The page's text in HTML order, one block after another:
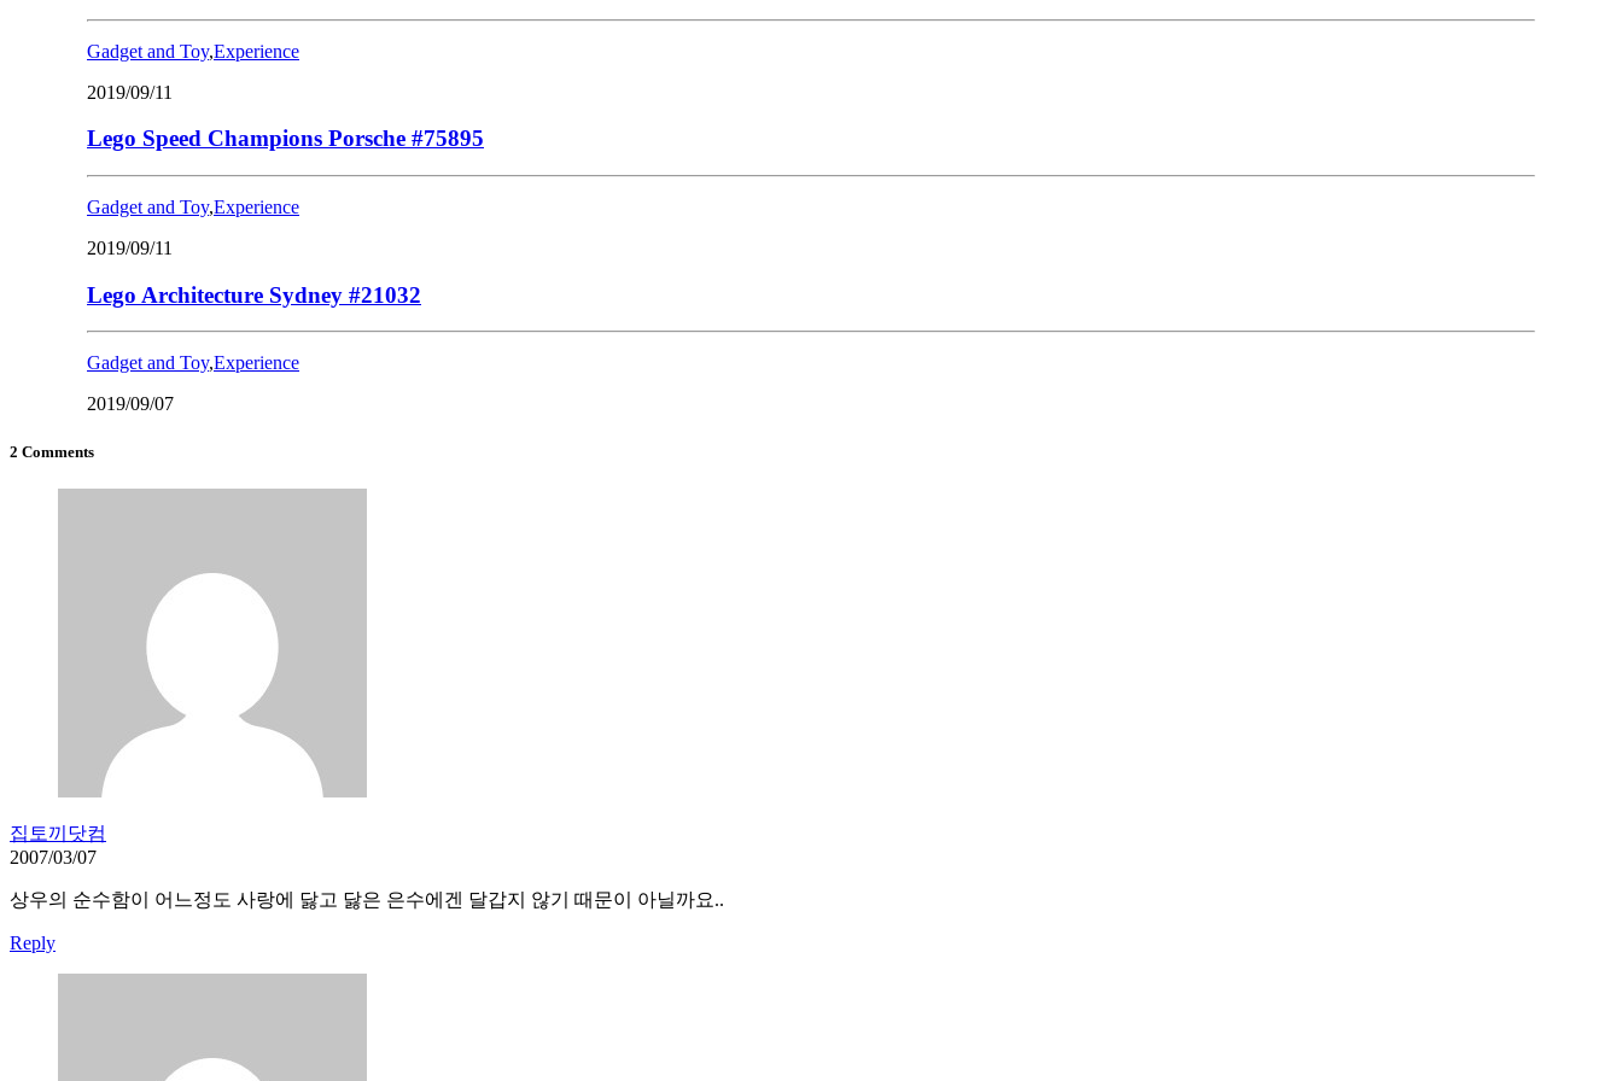
Gadget and Toy,Experience
2019/09/11
Lego Speed Champions Porsche #75895
Gadget and Toy,Experience
2019/09/11
Lego Architecture Sydney #21032
Gadget and Toy,Experience
2019/09/07
2 Comments
집토끼닷컴
2007/03/07
상우의 순수함이 어느정도 사랑에 닳고 닳은 은수에겐 달갑지 않기 때문이 아닐까요..
Reply